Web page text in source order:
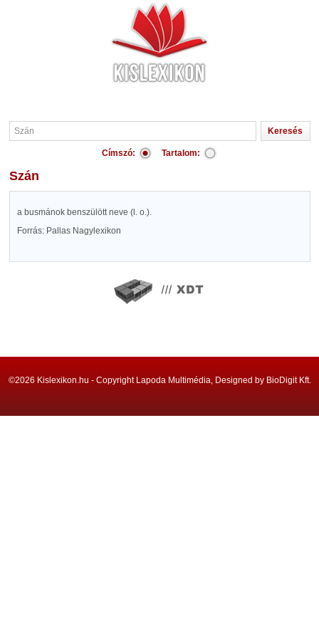
Címszó: Tartalom:
Szán
a busmánok benszülött neve (l. o.).
Forrás: Pallas Nagylexikon
©2026 Kislexikon.hu - Copyright Lapoda Multimédia, Designed by BioDigit Kft.